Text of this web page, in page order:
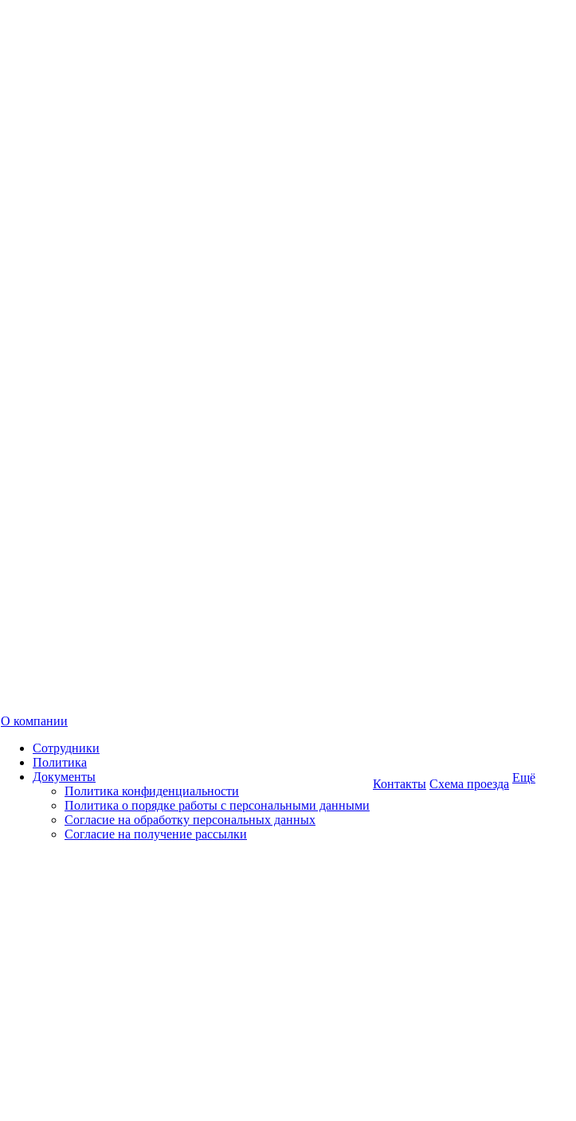
О компании
Сотрудники
Политика
Документы
Политика конфиденциальности
Политика о порядке работы с персональными данными
Согласие на обработку персональных данных
Согласие на получение рассылки
Контакты Схема проезда Ещё